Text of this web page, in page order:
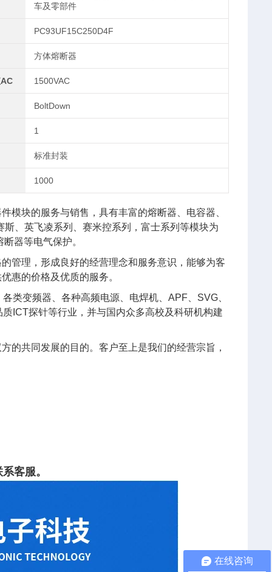
车及零部件
PC93UF15C250D4F
方体熔断器
1500VAC
BoltDown
1
标准封装
1000
模块的服务与销售，具有丰富的熔断器、电容器、
、英飞凌系列、赛米控系列，富士系列等模块为
器等电气保护。
管理，形成良好的经营理念和服务意识，能够为客
惠的价格及优质的服务。
类变频器、各种高频电源、电焊机、APF、SVG、
ICT探针等行业，并与国内众多高校及科研机构建
的共同发展的目的。客户至上是我们的经营宗旨，
客服。
在线咨询